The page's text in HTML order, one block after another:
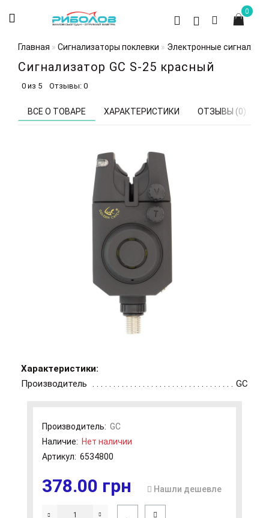
0
Главная Сигнализаторы поклевки Электронные
Сигнализатор GC S-25 красный
0 из 5 Отзывы: 0
ВСЕ О ТОВАРЕ ХАРАКТЕРИСТИКИ ОТЗЫВЫ (0)
Характеристики:
Производитель
GC
Производитель: GC
Наличие: Нет наличии
Артикул: 6534800
378.00 грн Нашли дешевле